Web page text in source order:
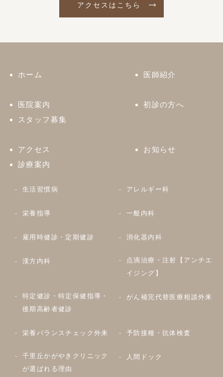
アクセスはこちら
ホーム 医師紹介
医院案内
スタッフ募集
初診の方へ
アクセス
お知らせ
診療案内
生活習慣病 アレルギー科
栄養指導 一般内科
雇用時健診・定期健診 消化器内科
漢方内科
点滴治療・注射【アンチエ
イジング】
特定健診・特定保健指導・
後期高齢者健診
がん補完代替医療相談外来
栄養バランスチェック外来 予防接種・抗体検査
千里丘かがやきクリニック
が選ばれる理由
人間ドック